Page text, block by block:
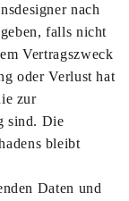
nach
falls nicht
Vertragszweck
oder Verlust hat
zur
sind. Die
bleibt
Daten und